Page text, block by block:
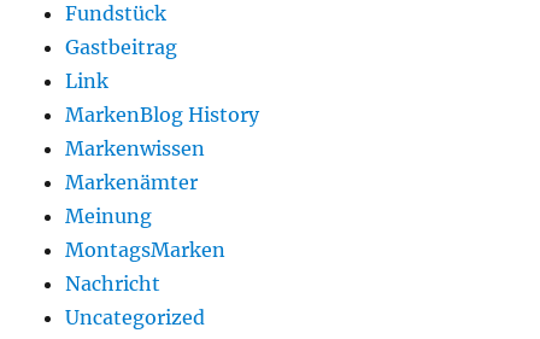
Fundstück
Gastbeitrag
Link
MarkenBlog History
Markenwissen
Markenämter
Meinung
MontagsMarken
Nachricht
Uncategorized